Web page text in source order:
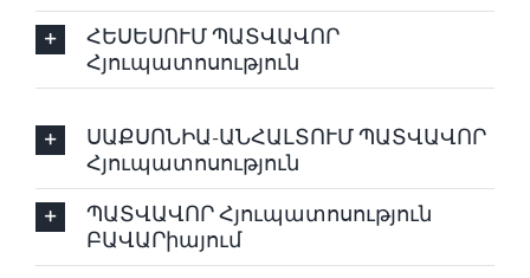
ՀԵՍԵՍՈՒՄ ՊԱՏՎԱՎՈՐ
Հյուպատոսություն
ՍԱՔՍՈՆԻԱ-ԱՆՀԱԼՏՈՒՄ ՊԱՏՎԱՎՈՐ
Հյուպատոսություն
ՊԱՏՎԱՎՈՐ Հյուպատոսություն
ԲԱՎԱՐիայում